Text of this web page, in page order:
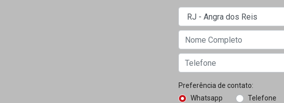
Preferência de contato:
Whatsapp
Telefone